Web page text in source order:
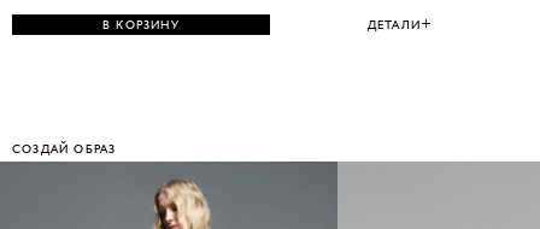
ДЕТАЛИ
В КОРЗИНУ
СОЗДАЙ ОБРАЗ